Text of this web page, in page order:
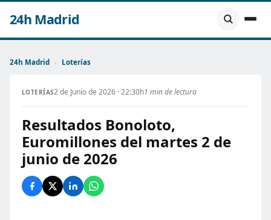
24h Madrid
24h Madrid › Loterías
LOTERÍAS2 de Junio de 2026 · 22:30h1 min de lectura
Resultados Bonoloto,
Euromillones del martes 2 de
junio de 2026